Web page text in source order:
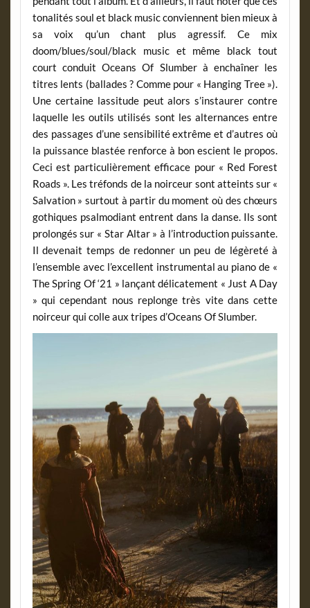
tonalités soul et black music conviennent bien mieux à
sa voix qu’un chant plus agressif. Ce mix
doom/blues/soul/black music et même black tout
court conduit Oceans Of Slumber à enchaîner les
titres lents (ballades ? Comme pour « Hanging Tree »).
Une certaine lassitude peut alors s’instaurer contre
laquelle les outils utilisés sont les alternances entre
des passages d’une sensibilité extrême et d’autres où
la puissance blastée renforce à bon escient le propos.
Ceci est particulièrement efficace pour « Red Forest
Roads ». Les tréfonds de la noirceur sont atteints sur «
Salvation » surtout à partir du moment où des chœurs
gothiques psalmodiant entrent dans la danse. Ils sont
prolongés sur « Star Altar » à l’introduction puissante.
Il devenait temps de redonner un peu de légèreté à
l’ensemble avec l’excellent instrumental au piano de «
The Spring Of ‘21 » lançant délicatement « Just A Day
» qui cependant nous replonge très vite dans cette
noirceur qui colle aux tripes d’Oceans Of Slumber.